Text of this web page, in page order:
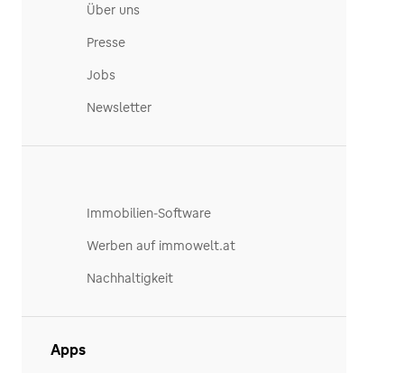
Über uns
Presse
Jobs
Newsletter
Immobilien-Software
Werben auf immowelt.at
Nachhaltigkeit
Apps